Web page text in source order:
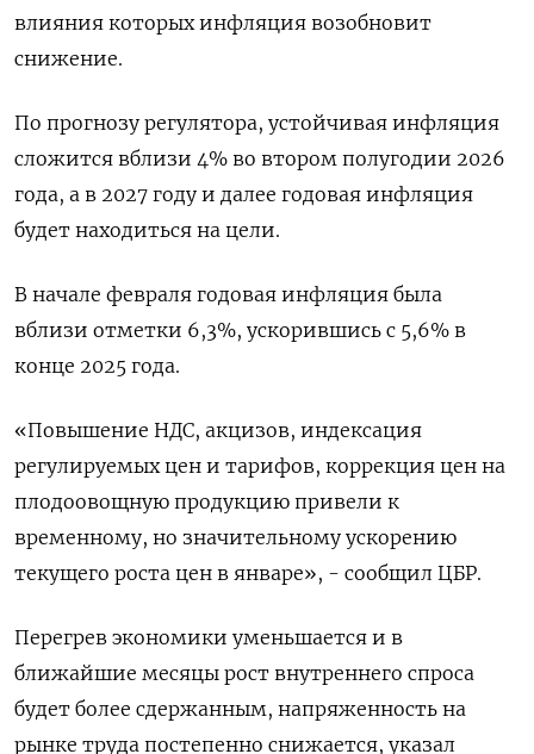
влияния которых инфляция возобновит
снижение.
По прогнозу регулятора, устойчивая инфляция
сложится вблизи 4% во втором ‌полугодии 2026
года, а в 2027 году и далее годовая инфляция
будет находиться на цели.
В начале февраля годовая инфляция была
вблизи отметки 6,3%, ускорившись с 5,6% в
конце 2025 года.
«Повышение НДС, акцизов, индексация
регулируемых цен и тарифов, коррекция цен на ​
плодоовощную продукцию привели к
временному, но значительному ​ускорению
текущего роста цен в январе», - сообщил ‌ЦБР.
Перегрев экономики уменьшается и в
ближайшие месяцы рост внутреннего спроса
будет более сдержанным, напряженность на
рынке труда постепенно снижается, указал